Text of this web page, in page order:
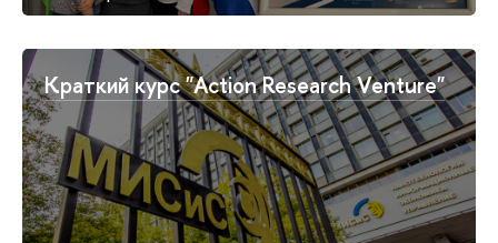
Краткий курс "Action Research Venture"